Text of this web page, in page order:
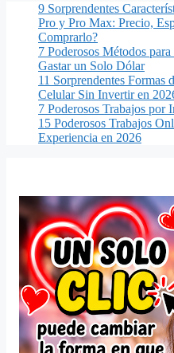
9 Sorprendentes
Pro y Pro Max: Precio,
Comprarlo?
7 Poderosos Métodos
Gastar un Solo Dólar
11 Sorprendentes Formas
Celular Sin Invertir en
7 Poderosos Trabajos por
15 Poderosos Trabajos
Experiencia en 2026